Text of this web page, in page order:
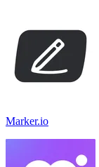
Marker.io